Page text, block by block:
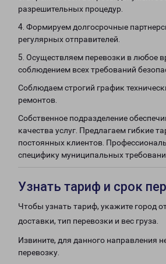
разрешительных процедур.
4. Формируем долгосрочные
регулярных отправителей.
5. Осуществляем перевозки в любое
соблюдением всех требований
Соблюдаем строгий график
ремонтов.
Собственное подразделение
качества услуг. Предлагаем гибкие
постоянных клиентов.
специфику муниципальных
Узнать тариф и срок
Чтобы узнать тариф, укажите город
доставки, тип перевозки и вес груза.
Извините, для данного направления
перевозку.